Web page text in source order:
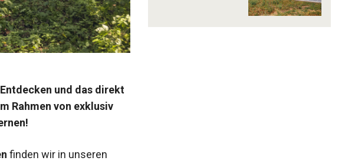
und das direkt
Rahmen von exklusiv
finden wir in unseren